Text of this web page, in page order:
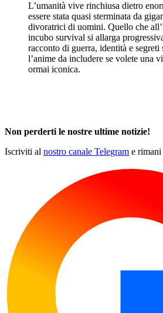
L’umanità vive rinchiusa dietro
essere stata quasi sterminata da
divoratrici di uomini. Quello che
incubo survival si allarga
racconto di guerra, identità e segreti
l’anime da includere se volete una
ormai iconica.
Non perderti le nostre ultime notizie!
Iscriviti al nostro canale Telegram e